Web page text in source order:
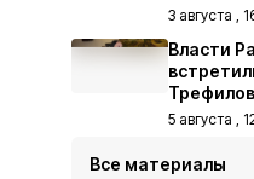
3 августа ,
Власти
5 августа ,
Все материалы